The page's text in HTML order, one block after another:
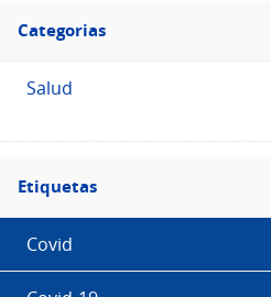
Filtro
Categorias
Categorias
Salud
Filtro
Etiquetas
Etiquetas
Covid